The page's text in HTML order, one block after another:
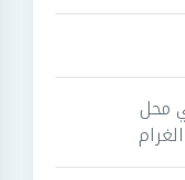
محل